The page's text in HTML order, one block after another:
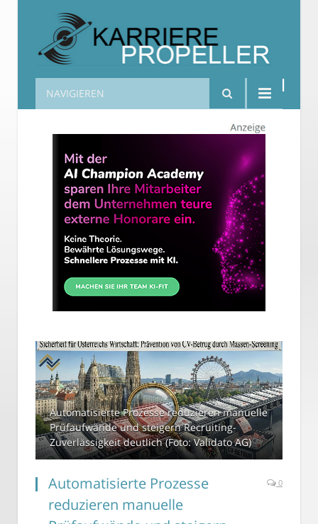
Karrierepropeller
NAVIGIEREN
Automatisierte Prozesse reduzieren manuelle
Prüfaufwände und steigern Recruiting-
Zuverlässigkeit deutlich (Foto: Validato AG)
Automatisierte Prozesse
reduzieren manuelle
0